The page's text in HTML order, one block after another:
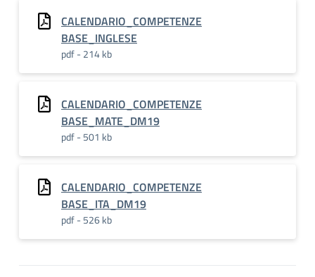
CALENDARIO_COMPETENZE
BASE_INGLESE
pdf - 214 kb
CALENDARIO_COMPETENZE
BASE_MATE_DM19
pdf - 501 kb
CALENDARIO_COMPETENZE
BASE_ITA_DM19
pdf - 526 kb